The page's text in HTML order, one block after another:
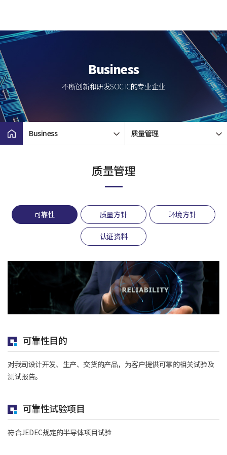
Business
不断创新和研发SOC IC的专业企业
Business 质量管理
质量管理
可靠性 质量方针 环境方针
认证资料
可靠性目的
对我司设计开发、生产、交货的产品，为客户提供可靠的相关试验及
测试报告。
可靠性试验项目
符合JEDEC规定的半导体项目试验